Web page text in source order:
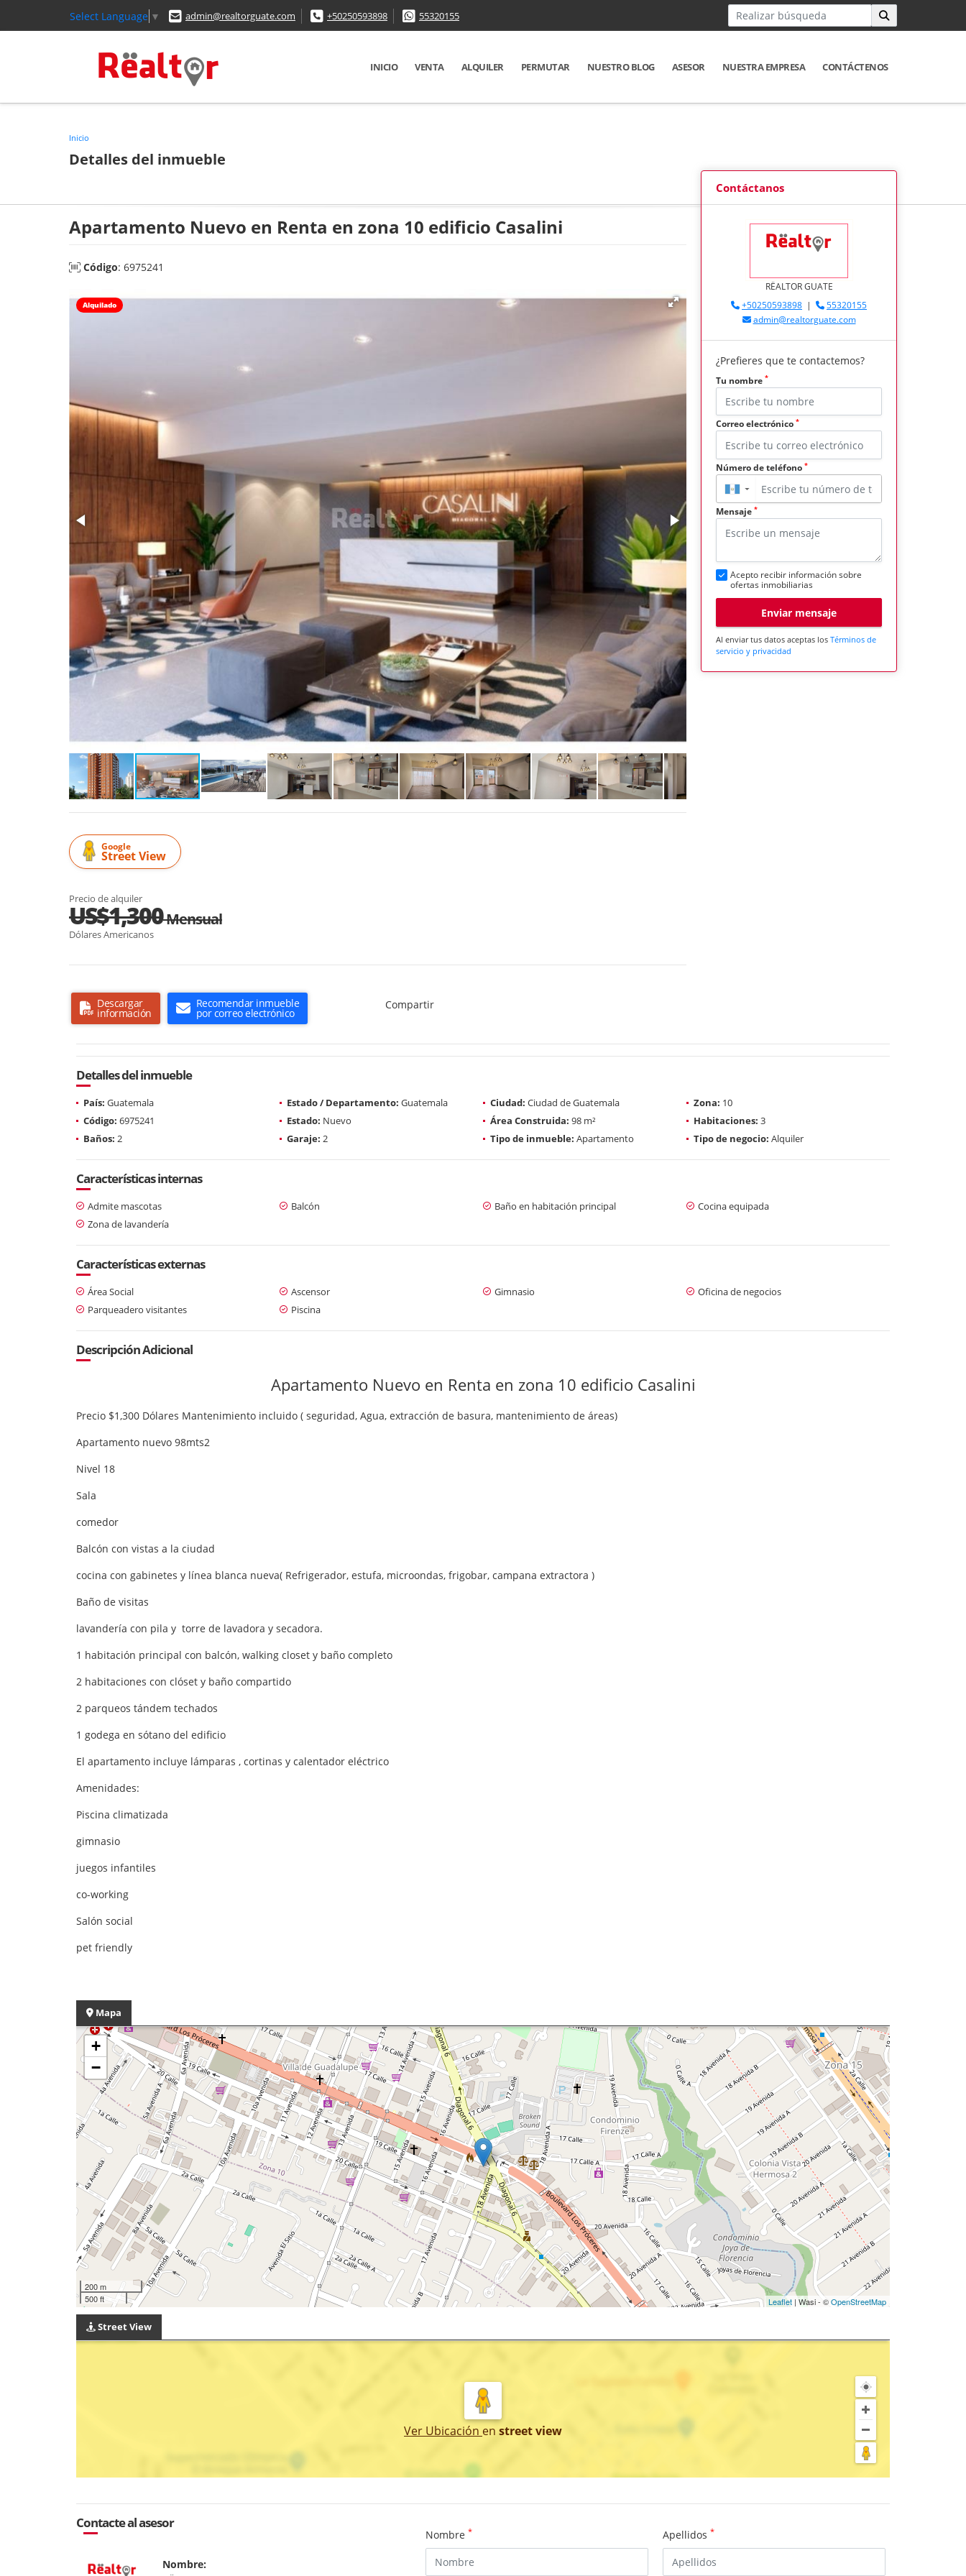
Select Language ▼ admin@realtorguate.com +50250593898 55320155
INICIO VENTA ALQUILER PERMUTAR NUESTRO BLOG ASESOR NUESTRA EMPRESA CONTÁCTENOS
Inicio
Detalles del inmueble
Apartamento Nuevo en Renta en zona 10 edificio Casalini
Código: 6975241
Alquilado
Google
Street View
Precio de alquiler
US$1,300Mensual
Dólares Americanos
Descargar
información
Recomendar inmueble
por correo electrónico
Compartir
Contáctanos
RËALTOR GUATE
+50250593898 |
55320155
admin@realtorguate.com
¿Prefieres que te contactemos?
Tu nombre *
Correo electrónico *
Número de teléfono *
▼
Mensaje *
Acepto recibir información sobre
ofertas inmobiliarias
Enviar mensaje
Al enviar tus datos aceptas los Términos de
servicio y privacidad
Detalles del inmueble
País: Guatemala Estado / Departamento: Guatemala Ciudad: Ciudad de Guatemala Zona: 10
Código: 6975241 Estado: Nuevo Área Construida: 98 m² Habitaciones: 3
Baños: 2 Garaje: 2 Tipo de inmueble: Apartamento Tipo de negocio: Alquiler
Características internas
Admite mascotas Balcón Baño en habitación principal
Cocina equipada
Zona de lavandería
Características externas
Área Social Ascensor Gimnasio
Oficina de negocios
Parqueadero visitantes
Piscina
Descripción Adicional
Apartamento Nuevo en Renta en zona 10 edificio Casalini
Precio $1,300 Dólares Mantenimiento incluido ( seguridad, Agua, extracción de basura, mantenimiento de áreas)
Apartamento nuevo 98mts2
Nivel 18
Sala
comedor
Balcón con vistas a la ciudad
cocina con gabinetes y línea blanca nueva( Refrigerador, estufa, microondas, frigobar, campana extractora )
Baño de visitas
lavandería con pila y torre de lavadora y secadora.
1 habitación principal con balcón, walking closet y baño completo
2 habitaciones con clóset y baño compartido
2 parqueos tándem techados
1 godega en sótano del edificio
El apartamento incluye lámparas , cortinas y calentador eléctrico
Amenidades:
Piscina climatizada
gimnasio
juegos infantiles
co-working
Salón social
pet friendly
Mapa
+
−
200 m
500 ft
Leaflet | Wasi - ©OpenStreetMap
Street View
Ver Ubicación en street view
Contacte al asesor
Nombre:
Nombre * Apellidos *